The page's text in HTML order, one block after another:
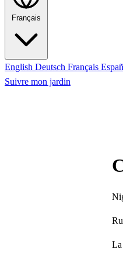
Français
English Deutsch Français
Suivre mon jardin
La